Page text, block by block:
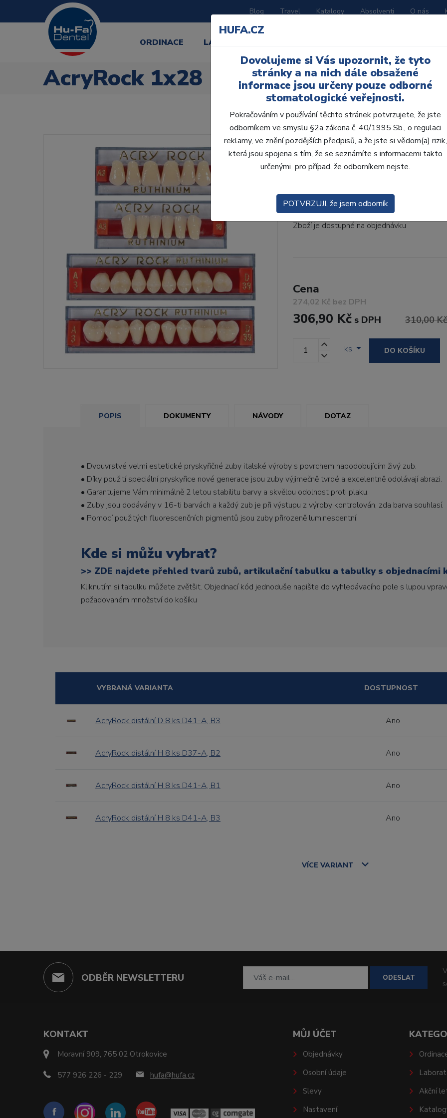
Blog Travel Katalogy Absolventi O nás
ORDINACE LABORATOŘ
AcryRock 1x28
AcryRock 1x28 S40-
• Dvouvrstvé velmi estetické pryskyřičné
zub.• Díky použití speciální pryskyřice
Kód produktu: 803359
Zboží je dostupné na objednávku
Cena
274,02 Kč bez DPH
306,90 Kč s DPH 310,00 Kč
ks DO KOŠÍKU
POPIS DOKUMENTY NÁVODY DOTAZ
• Dvouvrstvé velmi estetické pryskyřičné zuby italské výroby s povrchem napodobujícím živý zub.
• Díky použití speciální pryskyřice nové generace jsou zuby výjimečně tvrdé a excelentně odolávají abrazi.
• Garantujeme Vám minimálně 2 letou stabilitu barvy a skvělou odolnost proti plaku.
• Zuby jsou dodávány v 16-ti barvách a každý zub je při výstupu z výroby kontrolován, zda barva souhlasí.
• Pomocí použitých fluorescenčních pigmentů jsou zuby přirozeně luminescentní.
Kde si můžu vybrat?
>> ZDE najdete přehled tvarů zubů, artikulační tabulku a tabulky s objednacími
Kliknutím si tabulku můžete zvětšit. Objednací kód jednoduše napište do vyhledávacího pole s lupou
požadovaném množství do košíku
VYBRANÁ VARIANTA DOSTUPNOST
AcryRock distální D 8 ks D41-A, B3 Ano
AcryRock distální H 8 ks D37-A, B2 Ano
AcryRock distální H 8 ks D41-A, B1 Ano
AcryRock distální H 8 ks D41-A, B3 Ano
VÍCE VARIANT
ODBĚR NEWSLETTERU ODESLAT
KONTAKT
Moravní 909, 765 02 Otrokovice
577 926 226 - 229 hufa@hufa.cz
MŮJ ÚČET
Objednávky
Osobní údaje
Slevy
Nastavení
Akční
HUFA.CZ
Dovolujeme si Vás upozornit, že tyto
stránky a na nich dále obsažené
informace jsou určeny pouze odborné
stomatologické veřejnosti.
Pokračováním v používání těchto stránek potvrzujete, že jste
odborníkem ve smyslu §2a zákona č. 40/1995 Sb., o regulaci
reklamy, ve znění pozdějších předpisů, a že jste si vědom(a) rizik,
která jsou spojena s tím, že se seznámíte s informacemi takto
určenými pro případ, že odborníkem nejste.
POTVRZUJI, že jsem odborník